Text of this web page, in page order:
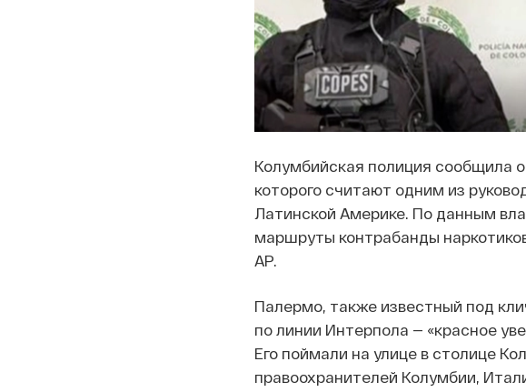
Колумбийская полиция сообщила
которого считают одним из
Латинской Америке. По данным
маршруты контрабанды
AP.
Палермо, также известный под
по линии Интерпола — «красное
Его поймали на улице в столице
правоохранителей Колумбии,